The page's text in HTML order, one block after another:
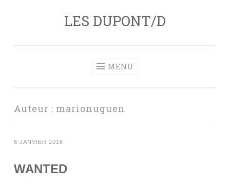
LES DUPONT/D
MENU
Auteur : marionuguen
6 JANVIER 2016
WANTED